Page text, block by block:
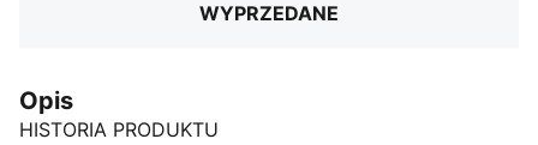
WYPRZEDANE
Opis
HISTORIA PRODUKTU